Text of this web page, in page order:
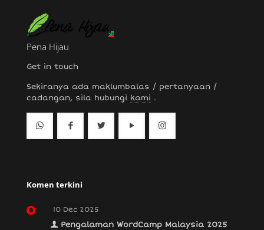
Pena Hijau
Get in touch
Sekiranya ada maklumbalas / pertanyaan /
cadangan, sila hubungi kami .
Komen terkini
10 Dec 2025
Pengalaman WordCamp Malaysia 2025